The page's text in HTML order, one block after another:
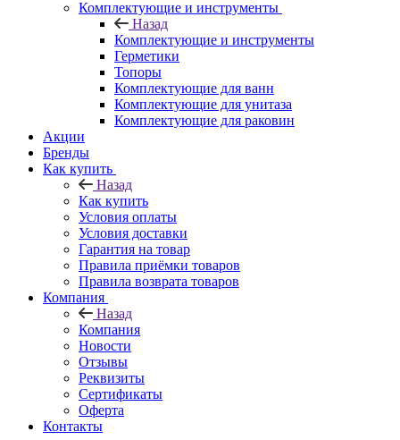
Комплектующие и инструменты
Назад
Комплектующие и инструменты
Герметики
Топоры
Комплектующие для ванн
Комплектующие для унитаза
Комплектующие для раковин
Акции
Бренды
Как купить
Назад
Как купить
Условия оплаты
Условия доставки
Гарантия на товар
Правила приёмки товаров
Правила возврата товаров
Компания
Назад
Компания
Новости
Отзывы
Реквизиты
Сертификаты
Оферта
Контакты